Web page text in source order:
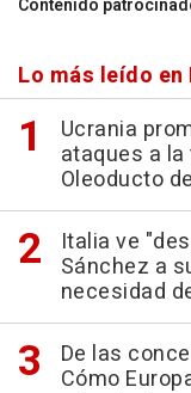
Contenido
Lo más leído
Ucrania
ataques a
Oleoducto
Italia ve
Sánchez a
necesidad
De las
Cómo